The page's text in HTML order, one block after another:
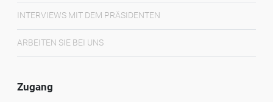
INTERVIEWS MIT DEM PRÄSIDENTEN
ARBEITEN SIE BEI UNS
Zugang